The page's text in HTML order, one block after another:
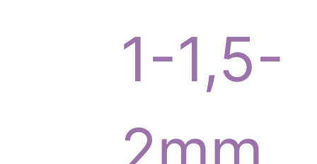
o
d
1-1,5-